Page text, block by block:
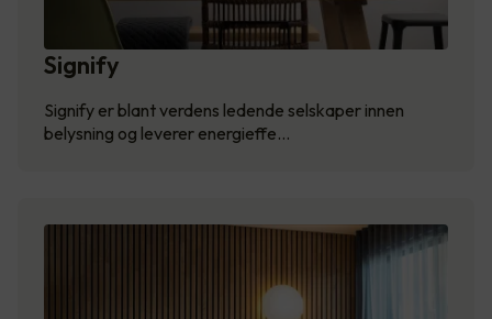
Signify
Signify er blant verdens ledende selskaper innen
belysning og leverer energieffe…